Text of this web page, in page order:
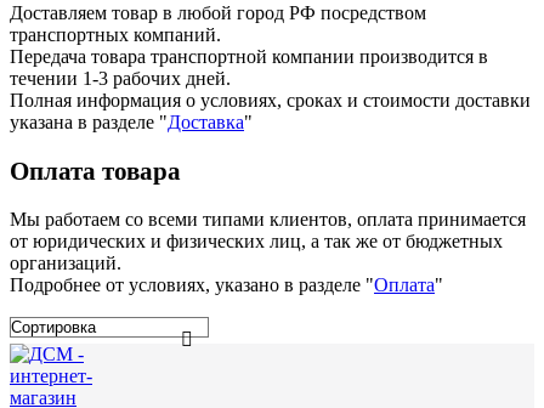
Доставляем товар в любой город РФ посредством
транспортных компаний.
Передача товара транспортной компании производится в
течении 1-3 рабочих дней.
Полная информация о условиях, сроках и стоимости доставки
указана в разделе "Доставка"
Оплата товара
Мы работаем со всеми типами клиентов, оплата принимается
от юридических и физических лиц, а так же от бюджетных
организаций.
Подробнее от условиях, указано в разделе "Оплата"